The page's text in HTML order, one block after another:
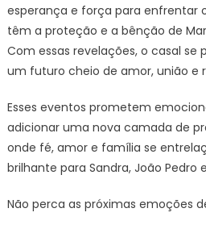
esperança e força para enfrentar
têm a proteção e a bênção de
Com essas revelações, o casal se
um futuro cheio de amor, união e
Esses eventos prometem
adicionar uma nova camada de
onde fé, amor e família se
brilhante para Sandra, João Pedro
Não perca as próximas emoções